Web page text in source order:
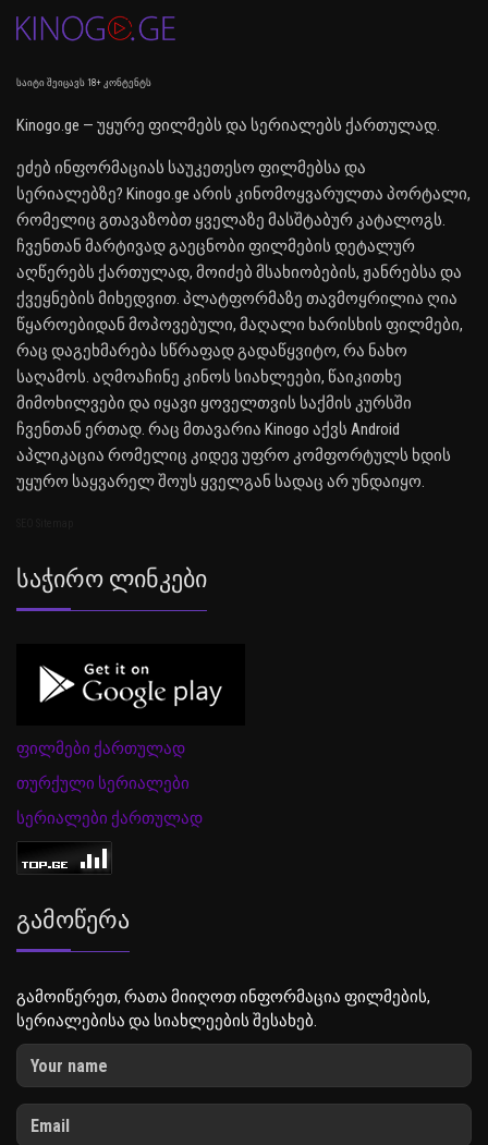
საიტი შეიცავს 18+ კონტენტს
Kinogo.ge — უყურე ფილმებს და სერიალებს ქართულად.
ეძებ ინფორმაციას საუკეთესო ფილმებსა და
სერიალებზე? Kinogo.ge არის კინომოყვარულთა პორტალი,
რომელიც გთავაზობთ ყველაზე მასშტაბურ კატალოგს.
ჩვენთან მარტივად გაეცნობი ფილმების დეტალურ
აღწერებს ქართულად, მოიძებ მსახიობების, ჟანრებსა და
ქვეყნების მიხედვით. პლატფორმაზე თავმოყრილია ღია
წყაროებიდან მოპოვებული, მაღალი ხარისხის ფილმები,
რაც დაგეხმარება სწრაფად გადაწყვიტო, რა ნახო
საღამოს. აღმოაჩინე კინოს სიახლეები, წაიკითხე
მიმოხილვები და იყავი ყოველთვის საქმის კურსში
ჩვენთან ერთად. რაც მთავარია Kinogo აქვს Android
აპლიკაცია რომელიც კიდევ უფრო კომფორტულს ხდის
უყურო საყვარელ შოუს ყველგან სადაც არ უნდაიყო.
Საჭირო Ლინკები
ფილმები ქართულად
თურქული სერიალები
სერიალები ქართულად
Გამოწერა
გამოიწერეთ, რათა მიიღოთ ინფორმაცია ფილმების,
სერიალებისა და სიახლეების შესახებ.